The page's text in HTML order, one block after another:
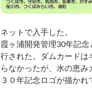
ネットで入手した。
霞ヶ浦開発管理30年記
行された。ダムカード
らなかったが、水の恵
３０年記念ロゴが描かれ